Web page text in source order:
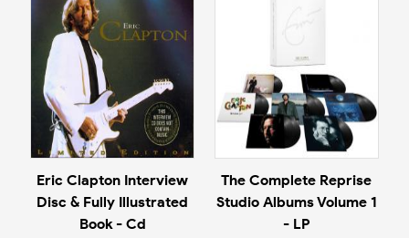
Eric Clapton Interview
Disc & Fully Illustrated
Book - Cd
The Complete Reprise
Studio Albums Volume 1
- LP